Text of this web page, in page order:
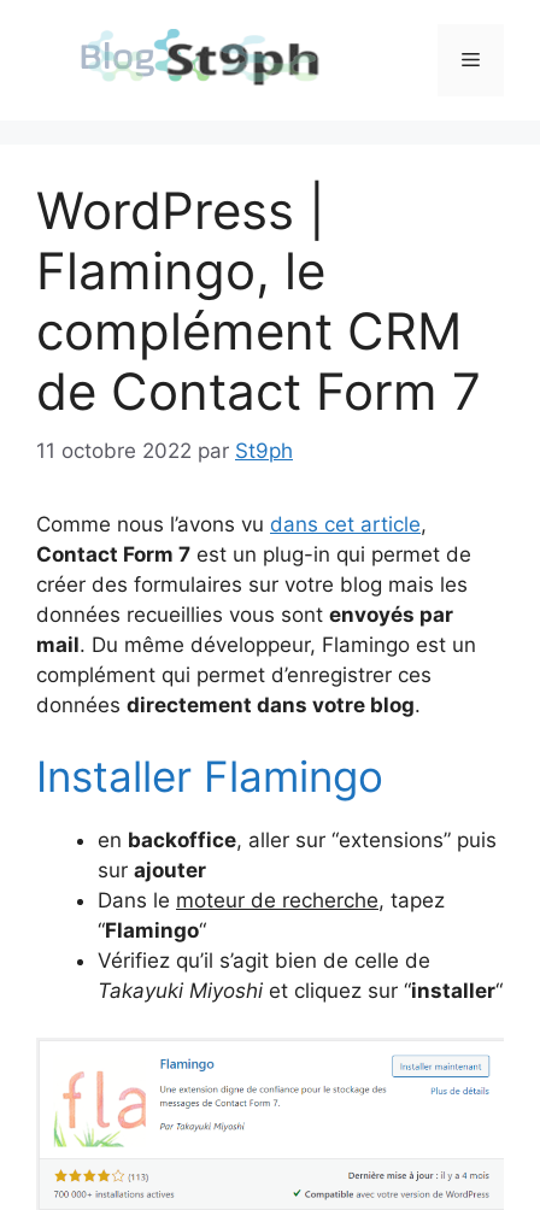
Menu
WordPress |
Flamingo, le
complément CRM
de Contact Form 7
11 octobre 2022 par St9ph
Comme nous l’avons vu dans cet article,
Contact Form 7 est un plug-in qui permet de
créer des formulaires sur votre blog mais les
données recueillies vous sont envoyés par
mail. Du même développeur, Flamingo est un
complément qui permet d’enregistrer ces
données directement dans votre blog.
Installer Flamingo
en backoffice, aller sur “extensions” puis
sur ajouter
Dans le moteur de recherche, tapez
“Flamingo“
Vérifiez qu’il s’agit bien de celle de
Takayuki Miyoshi et cliquez sur “installer“